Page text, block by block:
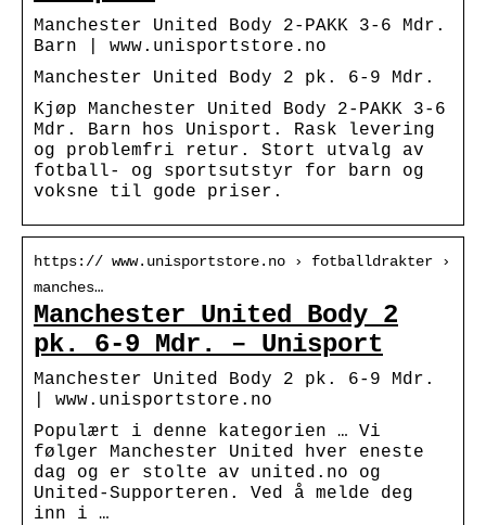
Manchester United Body 2-PAKK 3-6 Mdr.
Barn | www.unisportstore.no
Manchester United Body 2 pk. 6-9 Mdr.
Kjøp Manchester United Body 2-PAKK 3-6
Mdr. Barn hos Unisport. Rask levering
og problemfri retur. Stort utvalg av
fotball- og sportsutstyr for barn og
voksne til gode priser.
https:// www.unisportstore.no › fotballdrakter ›
manches…
Manchester United Body 2
pk. 6-9 Mdr. – Unisport
Manchester United Body 2 pk. 6-9 Mdr.
| www.unisportstore.no
Populært i denne kategorien … Vi
følger Manchester United hver eneste
dag og er stolte av united.no og
United-Supporteren. Ved å melde deg
inn i …